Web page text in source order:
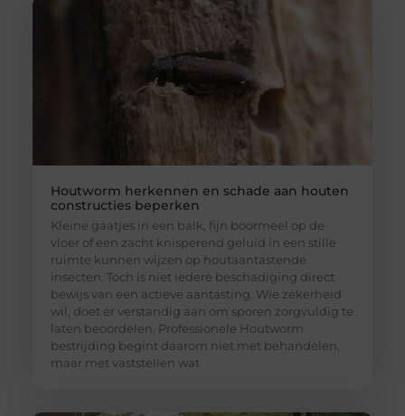
Houtworm herkennen en schade aan houten
constructies beperken
Kleine gaatjes in een balk, fijn boormeel op de
vloer of een zacht knisperend geluid in een stille
ruimte kunnen wijzen op houtaantastende
insecten. Toch is niet iedere beschadiging direct
bewijs van een actieve aantasting. Wie zekerheid
wil, doet er verstandig aan om sporen zorgvuldig te
laten beoordelen. Professionele Houtworm
bestrijding begint daarom niet met behandelen,
maar met vaststellen wat